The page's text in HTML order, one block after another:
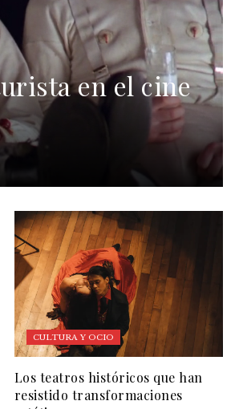
en el cine
CULTURA Y OCIO
Los teatros históricos que han
resistido transformaciones